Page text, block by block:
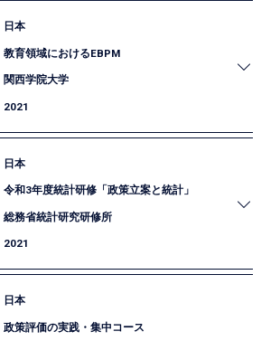
慶応大学は環境省の委託事業の一環として、学校で
のナッジを活用した環境教育の実施が児童・生徒の
環境問題に関する態度や知識に及ぼす効果を検証す
教育プログラムの開発に取り組みました。
日本
教育領域におけるEBPM
関西学院大学
2021
関西学院大学にて教育領域におけるEBPMについて
の研究会で講師を務め、EBPMの総論とエビデンス
の活用方法等に関して講義を行いました。
日本
令和3年度統計研修「政策立案と統計」
総務省統計研究研修所
2021
総務省統計研究研修所が企画する国家公務員、地方
公務員及び政府関係機関の職員を対象とした研修に
日本
政策評価の実践・集中コース